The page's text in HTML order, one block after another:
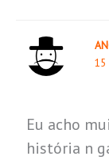
15
Eu acho
história n